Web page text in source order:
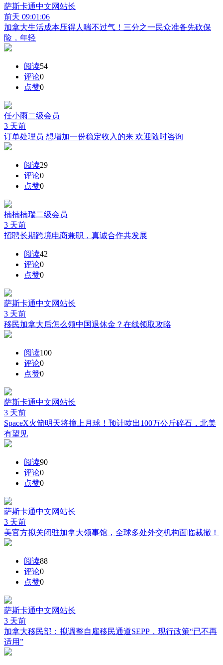
萨斯卡通中文网站长
前天 09:01:06
加拿大生活成本压得人喘不过气！三分之一民众准备先砍保
险，年轻
阅读54
评论0
点赞0
任小雨二级会员
3 天前
订单处理员 想增加一份稳定收入的来 欢迎随时咨询
阅读29
评论0
点赞0
楠楠楠瑞二级会员
3 天前
招聘长期跨境电商兼职，真诚合作共发展
阅读42
评论0
点赞0
萨斯卡通中文网站长
3 天前
移民加拿大后怎么领中国退休金？在线领取攻略
阅读100
评论0
点赞0
萨斯卡通中文网站长
3 天前
SpaceX火箭明天将撞上月球！预计喷出100万公斤碎石，北美
有望见
阅读90
评论0
点赞0
萨斯卡通中文网站长
3 天前
美官方拟关闭驻加拿大领事馆，全球多处外交机构面临裁撤！
阅读88
评论0
点赞0
萨斯卡通中文网站长
3 天前
加拿大移民部：拟调整自雇移民通道SEPP，现行政策“已不再
适用”